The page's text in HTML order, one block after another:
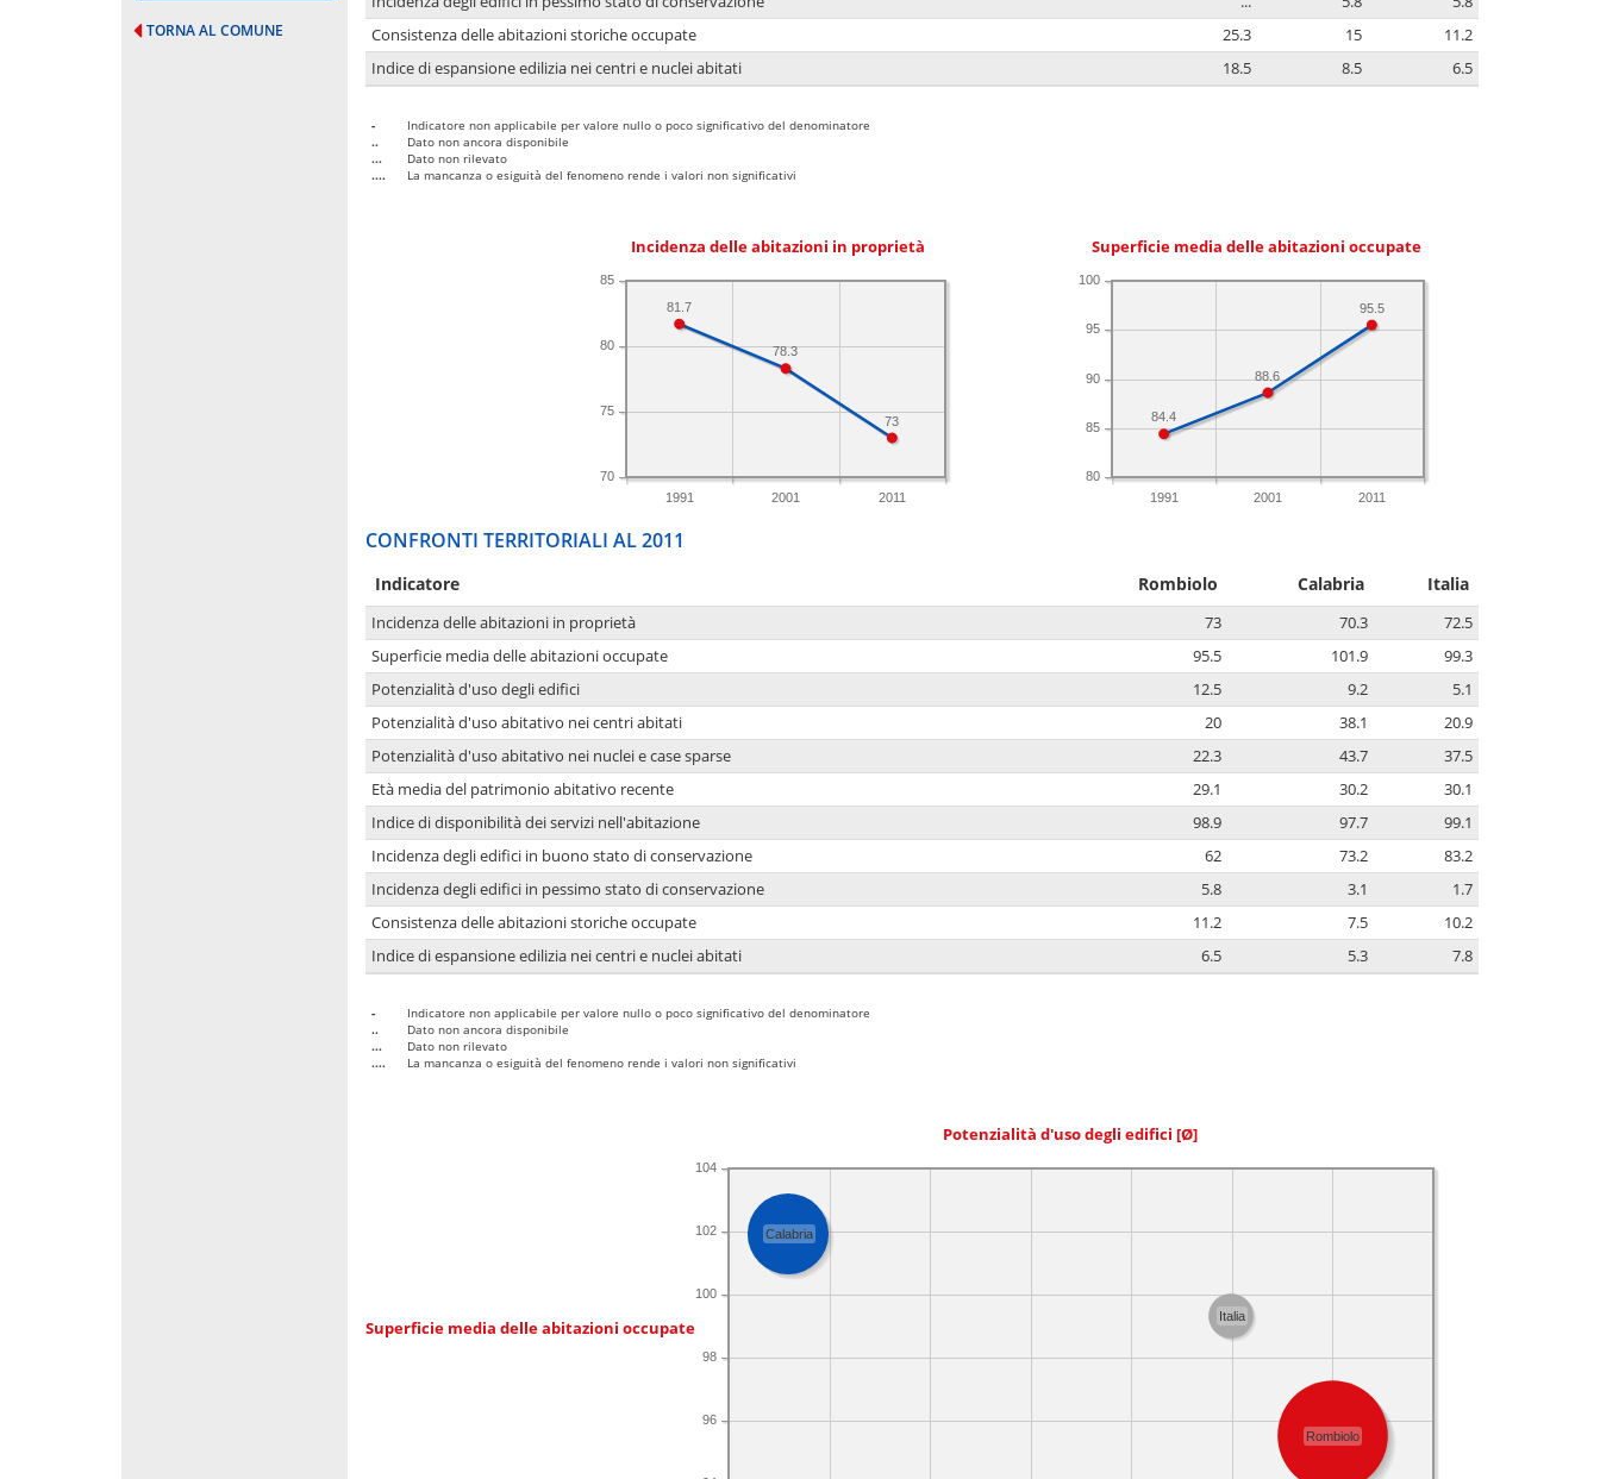
TORNA AL COMUNE
Consistenza delle abitazioni storiche occupate
25.3 15
11.2
Indice di espansione edilizia nei centri e nuclei abitati
18.5 8.5 6.5
-
Indicatore non applicabile per valore nullo o poco significativo del denominatore
..
Dato non ancora disponibile
...
Dato non rilevato
....
La mancanza o esiguità del fenomeno rende i valori non significativi
Incidenza delle abitazioni in proprietà
1991 2001 2011
70
75
80
85
73
78.3
81.7
Superficie media delle abitazioni occupate
1991 2001 2011
80
85
90
95
100
95.5
88.6
84.4
CONFRONTI TERRITORIALI AL 2011
Indicatore Rombiolo Calabria Italia
Incidenza delle abitazioni in proprietà 73 70.3
72.5
Superficie media delle abitazioni occupate
95.5 101.9
99.3
Potenzialità d'uso degli edifici
12.5 9.2
5.1
Potenzialità d'uso abitativo nei centri abitati
20 38.1
20.9
Potenzialità d'uso abitativo nei nuclei e case sparse
22.3 43.7
37.5
Età media del patrimonio abitativo recente
29.1 30.2
30.1
Indice di disponibilità dei servizi nell'abitazione
98.9 97.7
99.1
Incidenza degli edifici in buono stato di conservazione
62 73.2
83.2
Incidenza degli edifici in pessimo stato di conservazione
5.8 3.1
1.7
Consistenza delle abitazioni storiche occupate
11.2 7.5
10.2
Indice di espansione edilizia nei centri e nuclei abitati
6.5 5.3 7.8
-
Indicatore non applicabile per valore nullo o poco significativo del denominatore
..
Dato non ancora disponibile
...
Dato non rilevato
....
La mancanza o esiguità del fenomeno rende i valori non significativi
Potenzialità d'uso degli edifici [Ø]
Superficie media delle abitazioni occupate
96
98
100
102
104
Rombiolo
Calabria
Italia